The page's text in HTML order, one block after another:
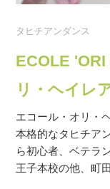
タヒチアンダンス
ECOLE
リ・ヘイレ
エコール・オリ・
本格的なタヒチア
ら初心者、ベテラ
王子本校の他、町